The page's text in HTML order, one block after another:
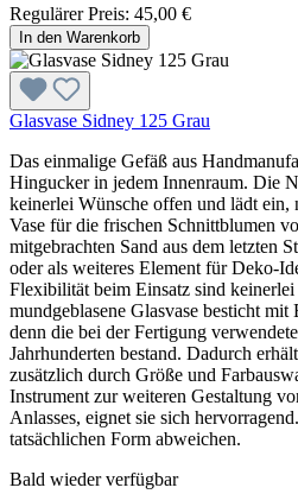
Regulärer Preis: 45,00 €
In den Warenkorb
Glasvase Sidney 125 Grau
Das einmalige Gefäß aus
Hingucker in jedem Innenraum. Die
keinerlei Wünsche offen und lädt ein,
Vase für die frischen Schnittblumen
mitgebrachten Sand aus dem letzten
oder als weiteres Element für Deko-
Flexibilität beim Einsatz sind
mundgeblasene Glasvase besticht
denn die bei der Fertigung
Jahrhunderten bestand. Dadurch
zusätzlich durch Größe und
Instrument zur weiteren Gestaltung
Anlasses, eignet sie sich
tatsächlichen Form abweichen.
Bald wieder verfügbar